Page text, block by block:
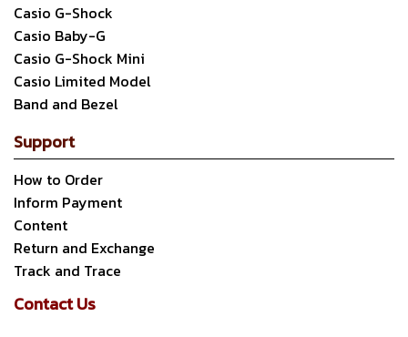
Casio G-Shock
Casio Baby-G
Casio G-Shock Mini
Casio Limited Model
Band and Bezel
Support
How to Order
Inform Payment
Content
Return and Exchange
Track and Trace
Contact Us